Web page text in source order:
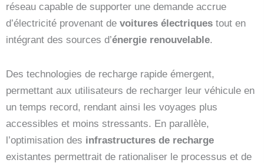
réseau capable de supporter une demande accrue
d’électricité provenant de voitures électriques tout en
intégrant des sources d’énergie renouvelable.
Des technologies de recharge rapide émergent,
permettant aux utilisateurs de recharger leur véhicule en
un temps record, rendant ainsi les voyages plus
accessibles et moins stressants. En parallèle,
l’optimisation des infrastructures de recharge
existantes permettrait de rationaliser le processus et de